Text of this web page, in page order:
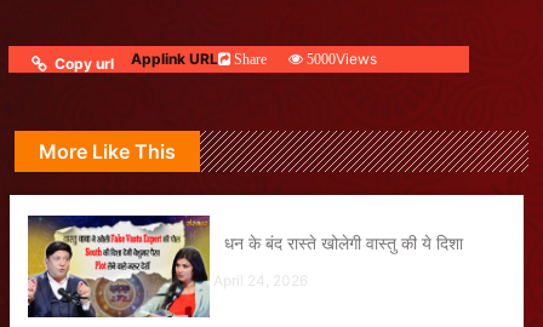
Copy url Applink URL Share 5000Views
More Like This
धन के बंद रास्ते खोलेगी वास्तु की ये दिशा
April 24, 2026